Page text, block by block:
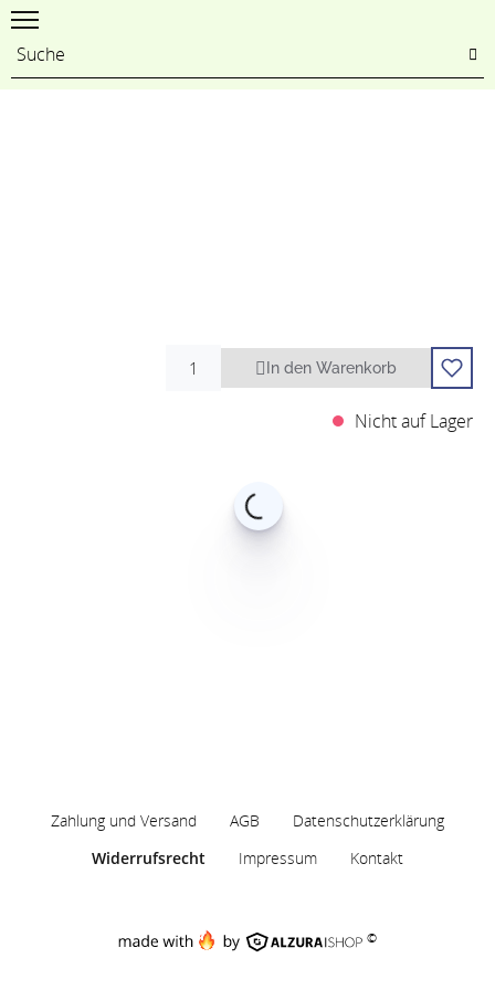
In den Warenkorb
Nicht auf Lager
Zahlung und Versand AGB
Datenschutzerklärung
Widerrufsrecht
Impressum Kontakt
©